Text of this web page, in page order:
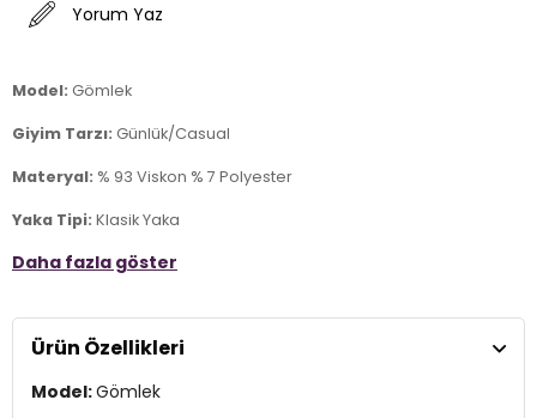
Yorum Yaz
Model: Gömlek
Giyim Tarzı: Günlük/Casual
Materyal: % 93 Viskon % 7 Polyester
Yaka Tipi: Klasik Yaka
Kapama Şekli:Çıtçıt Düğmeli
Cep:Cepli
Kumaş Tipi:Belirtilmemiş
Daha fazla göster
Ürün Özellikleri
Model:Gömlek